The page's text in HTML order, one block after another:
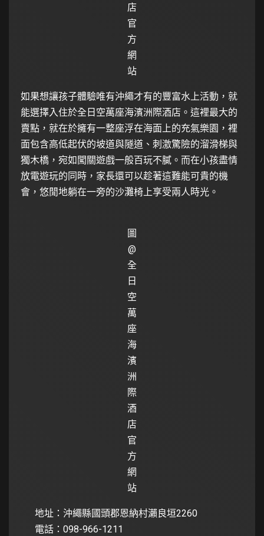
店
官
方
網
站
如果想讓孩子體驗唯有沖繩才有的豐富水上活動，就
能選擇入住於全日空萬座海濱洲際酒店。這裡最大的
賣點，就在於擁有一整座浮在海面上的充氣樂園，裡
面包含高低起伏的坡道與隧道、刺激驚險的溜滑梯與
獨木橋，宛如闖關遊戲一般百玩不膩。而在小孩盡情
放電遊玩的同時，家長還可以趁著這難能可貴的機
會，悠閒地躺在一旁的沙灘椅上享受兩人時光。
圖
@
全
日
空
萬
座
海
濱
洲
際
酒
店
官
方
網
站
地址：沖繩縣國頭郡恩納村瀨良垣2260
電話：098-966-1211